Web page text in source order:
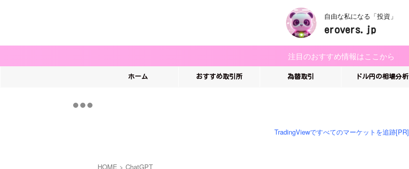
自由な私になる「投資」
erovers.jp
注目のおすすめ情報はここから
ホーム おすすめ取引所 為替取引 ドル円の相場分析
TradingViewですべてのマーケットを追跡[PR]
HOME > ChatGPT